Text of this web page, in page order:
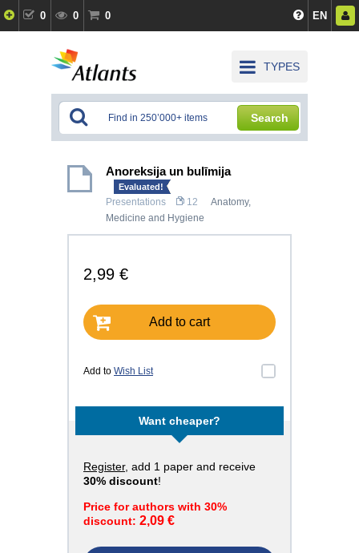
0 0 0 EN
TYPES
Search
Anoreksija un bulīmija
Evaluated!
Presentations 12
Anatomy,
Medicine and Hygiene
2,99 €
Add to cart
Add to Wish List
Want cheaper?
Register, add 1 paper and receive
30% discount!
Price for authors with 30%
discount: 2,09 €